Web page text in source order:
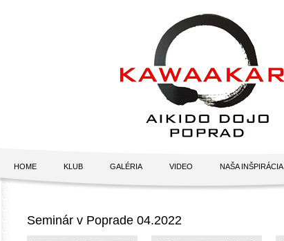
HOME KLUB GALÉRIA VIDEO NAŠA INŠPIRÁCIA
Seminár v Poprade 04.2022